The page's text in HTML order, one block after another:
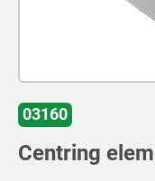
03160
Centring